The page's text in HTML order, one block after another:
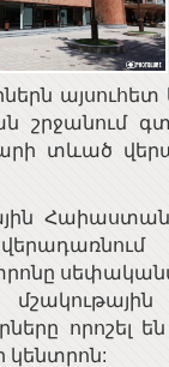
շրջանում
տևած
որոշել
կենտրոն: